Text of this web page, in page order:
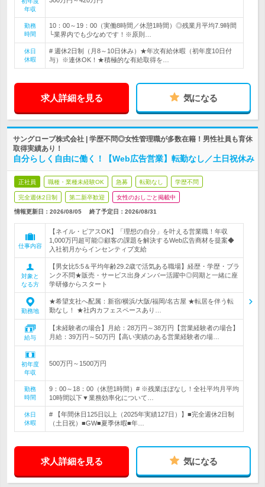
年収
勤務
時間
10：00～19：00（実働8時間／休憩1時間）◎残業月平均7.9時間
└業界内でも少なめです！※原則…
休日
休暇
# 週休2日制（月8～10日休み）★年次有給休暇（初年度10日付
与）※連休OK！★積極的な有給取得を…
求人詳細を見る 気になる
サングローブ株式会社 | 学歴不問◎女性管理職が多数在籍！男性社員も育休
取得実績あり！
自分らしく自由に働く！【Web広告営業】転勤なし／土日祝休み
正社員 職種・業種未経験OK 急募 転勤なし 学歴不問
完全週休2日制 第二新卒歓迎 女性のおしごと掲載中
情報更新日：2026/08/05 終了予定日： 2026/08/31
仕事内容
【ネイル・ピアスOK】「理想の自分」を叶える営業職！年収
1,000万円超可能◎顧客の課題を解決するWeb広告商材を提案◆
入社初月からインセンティブ支給
対象と
なる方
【男女比5:5＆平均年齢29.2歳で活気ある職場】経歴・学歴・ブラ
ンク不問★販売・サービス出身メンバー活躍中◎同期と一緒に座
学研修からスタート
勤務地
★希望支社へ配属：新宿/横浜/大阪/福岡/名古屋 ★転居を伴う転
勤なし！ ★社内カフェスペースあり…
給与
【未経験者の場合】月給：28万円～38万円【営業経験者の場合】
月給：39万円～50万円【高い実績のある営業経験者の場…
初年度
年収
500万円～1500万円
勤務
時間
9：00～18：00（休憩1時間）# ※残業ほぼなし！全社平均月平均
10時間以下▼業務効率化について…
休日
休暇
# 【年間休日125日以上（2025年実績127日）】■完全週休2日制
（土日祝）■GW■夏季休暇■年…
求人詳細を見る 気になる